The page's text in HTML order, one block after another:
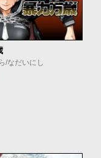
/なだいにし